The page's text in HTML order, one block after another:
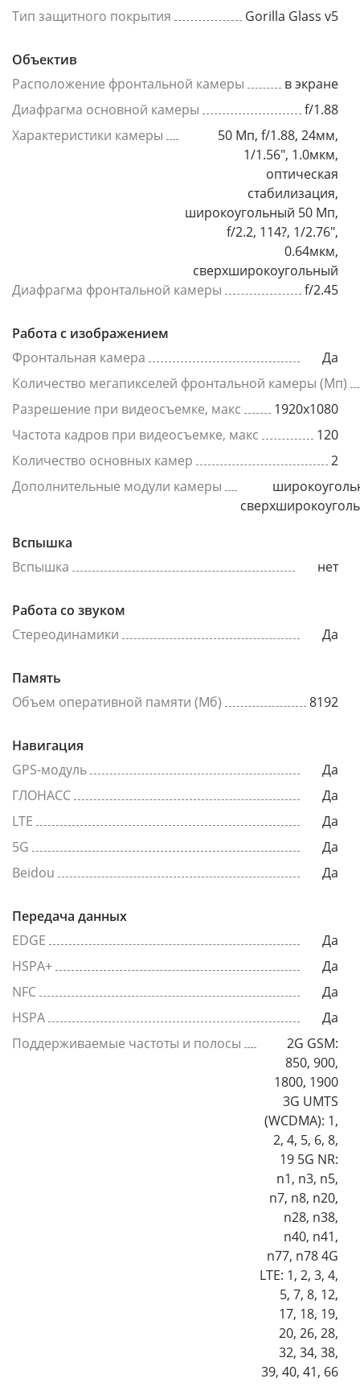
Тип защитного покрытия
Gorilla Glass v5
Объектив
Расположение фронтальной камеры
в экране
Диафрагма основной камеры
f/1.88
Характеристики камеры
50 Мп, f/1.88, 24мм,
1/1.56", 1.0мкм,
оптическая
стабилизация,
широкоугольный 50 Мп,
f/2.2, 114?, 1/2.76",
0.64мкм,
сверхширокоугольный
Диафрагма фронтальной камеры
f/2.45
Работа с изображением
Фронтальная камера
Да
Количество мегапикселей фронтальной камеры (Мп)
Разрешение при видеосъемке, макс
1920x1080
Частота кадров при видеосъемке, макс
120
Количество основных камер
2
Дополнительные модули камеры
Вспышка
Вспышка
нет
Работа со звуком
Стереодинамики
Да
Память
Объем оперативной памяти (Мб)
8192
Навигация
GPS-модуль
Да
ГЛОНАСС
Да
LTE
Да
5G
Да
Beidou
Да
Передача данных
EDGE
Да
HSPA+
Да
NFC
Да
HSPA
Да
Поддерживаемые частоты и полосы
2G GSM:
850, 900,
1800, 1900
3G UMTS
(WCDMA): 1,
2, 4, 5, 6, 8,
19 5G NR:
n1, n3, n5,
n7, n8, n20,
n28, n38,
n40, n41,
n77, n78 4G
LTE: 1, 2, 3, 4,
5, 7, 8, 12,
17, 18, 19,
20, 26, 28,
32, 34, 38,
39, 40, 41, 66